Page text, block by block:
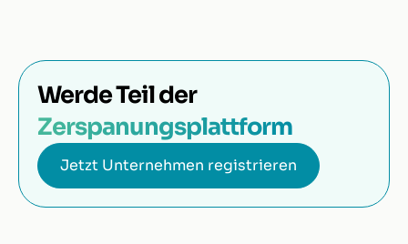
Werde Teil der
Zerspanungsplattform
Jetzt Unternehmen registrieren